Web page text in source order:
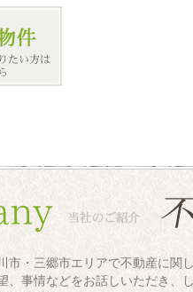
市・三郷市エリアで不動産に関
、事情などをお話しいただき、